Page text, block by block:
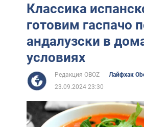
Классика
готовим гаспачо
андалузски в
условиях
Редакция OBOZ
Лайфхак
23.09.2024 23:30